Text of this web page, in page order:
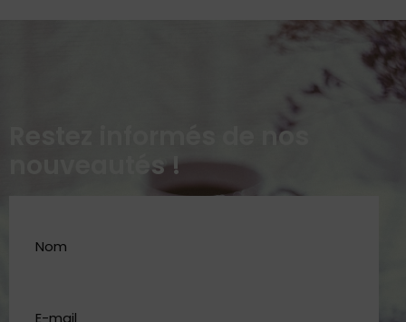
Restez informés de nos
nouveautés !